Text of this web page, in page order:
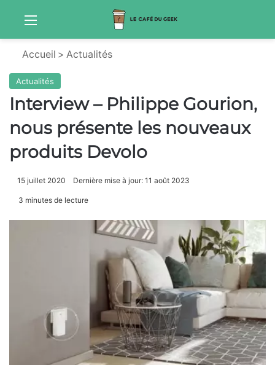
Menu
Accueil > Actualités
Actualités
Interview – Philippe Gourion,
nous présente les nouveaux
produits Devolo
15 juillet 2020 Dernière mise à jour: 11 août 2023
3 minutes de lecture